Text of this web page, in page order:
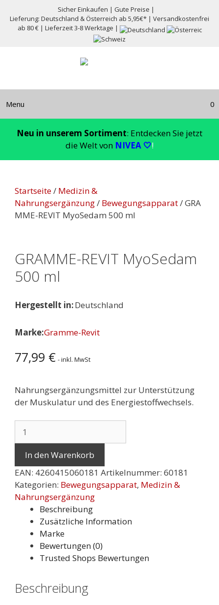
Inhalt
springen
Sicher Einkaufen | Gute Preise |
Lieferung: Deutschland & Österreich ab 5,95€* | Versandkostenfrei
ab 80 € | Lieferzeit 3-8 Werktage |
0
Menu
Neu in unserem Sortiment: Entdecken Sie jetzt
die Welt von NIVEA 🤍!
Startseite/ Medizin &
Nahrungsergänzung/ Bewegungsapparat/ GRA
MME-REVIT MyoSedam 500 ml
GRAMME-REVIT MyoSedam
500 ml
Hergestellt in:Deutschland
Marke:Gramme-Revit
77,99 € - inkl. MwSt
Nahrungsergänzungsmittel zur Unterstützung
der Muskulatur und des Energiestoffwechsels.
REVIT
MyoSedam
ml
Menge
In den Warenkorb
EAN: 4260415060181 Artikelnummer: 60181
Kategorien: Bewegungsapparat, Medizin &
Nahrungsergänzung
Beschreibung
Zusätzliche Information
Marke
Bewertungen (0)
Trusted Shops Bewertungen
Beschreibung